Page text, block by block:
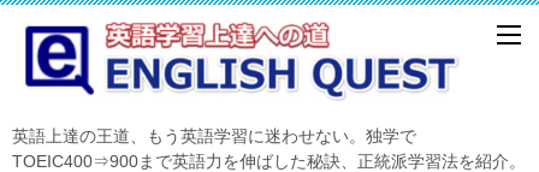
英語上達の王道、もう英語学習に迷わせない。独学で
TOEIC400⇒900まで英語力を伸ばした秘訣、正統派学習法を紹介。